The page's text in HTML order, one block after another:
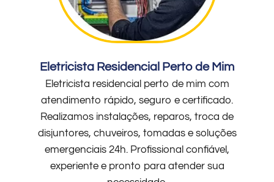
Eletricista Residencial Perto de Mim
Eletricista residencial perto de mim com
atendimento rápido, seguro e certificado.
Realizamos instalações, reparos, troca de
disjuntores, chuveiros, tomadas e soluções
emergenciais 24h. Profissional confiável,
experiente e pronto para atender sua